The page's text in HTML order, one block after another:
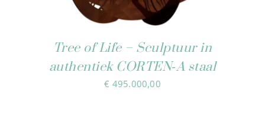
Tree of Life – Sculptuur in
authentiek CORTEN‑A staal
€ 495.000,00